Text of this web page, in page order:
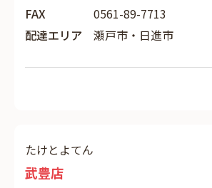
FAX
0561-89-7713
配達エリア
瀬戸市・日進市
たけとよてん
武豊店